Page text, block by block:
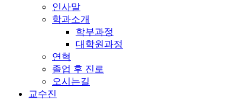
인사말
학과소개
학부과정
대학원과정
연혁
졸업 후 진로
오시는길
교수진